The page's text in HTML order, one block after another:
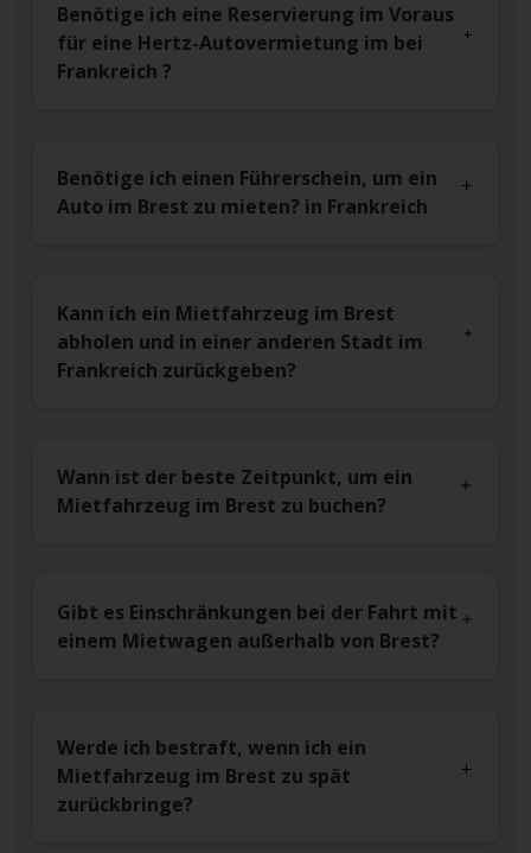
Benötige ich eine Reservierung im Voraus
für eine Hertz-Autovermietung im bei
Frankreich ?
Benötige ich einen Führerschein, um ein
Auto im Brest zu mieten? in Frankreich
Kann ich ein Mietfahrzeug im Brest
abholen und in einer anderen Stadt im
Frankreich zurückgeben?
Wann ist der beste Zeitpunkt, um ein
Mietfahrzeug im Brest zu buchen?
Gibt es Einschränkungen bei der Fahrt mit
einem Mietwagen außerhalb von Brest?
Werde ich bestraft, wenn ich ein
Mietfahrzeug im Brest zu spät
zurückbringe?